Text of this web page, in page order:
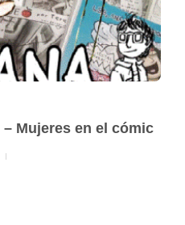
Mujeres en el cómic